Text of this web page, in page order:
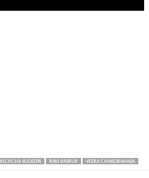
KICHCHA SUDEEPA RAVI BASRUR VEERA CHANDRAHASA